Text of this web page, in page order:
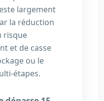
largement
la réduction
risque
et de casse
ou le
étapes.